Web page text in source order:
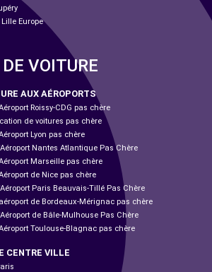
Europe
VOITURE
AUX AÉROPORTS
Roissy-CDG pas chère
de voitures pas chère
Lyon pas chère
Nantes Atlantique Pas Chère
Marseille pas chère
de Nice pas chère
Paris Beauvais-Tillé Pas Chère
de Bordeaux-Mérignac pas chère
de Bâle-Mulhouse Pas Chère
Toulouse-Blagnac pas chère
CENTRE VILLE